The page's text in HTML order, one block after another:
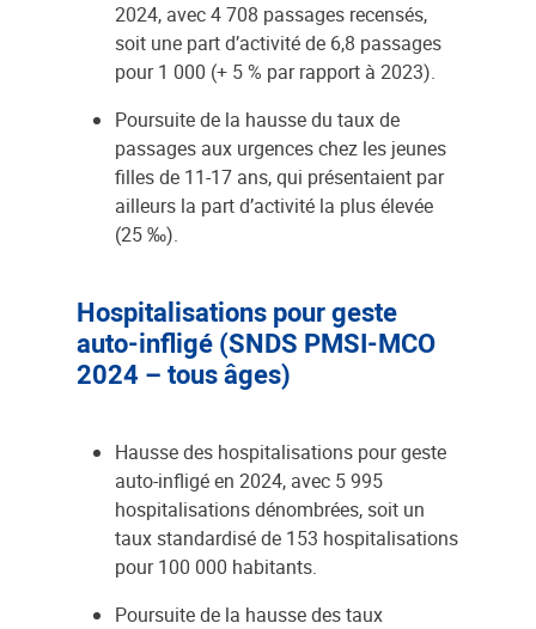
2024, avec 4 708 passages recensés,
soit une part d’activité de 6,8 passages
pour 1 000 (+ 5 % par rapport à 2023).
Poursuite de la hausse du taux de
passages aux urgences chez les jeunes
filles de 11-17 ans, qui présentaient par
ailleurs la part d’activité la plus élevée
(25 ‰).
Hospitalisations pour geste
auto-infligé (SNDS PMSI-MCO
2024 – tous âges)
Hausse des hospitalisations pour geste
auto-infligé en 2024, avec 5 995
hospitalisations dénombrées, soit un
taux standardisé de 153 hospitalisations
pour 100 000 habitants.
Poursuite de la hausse des taux